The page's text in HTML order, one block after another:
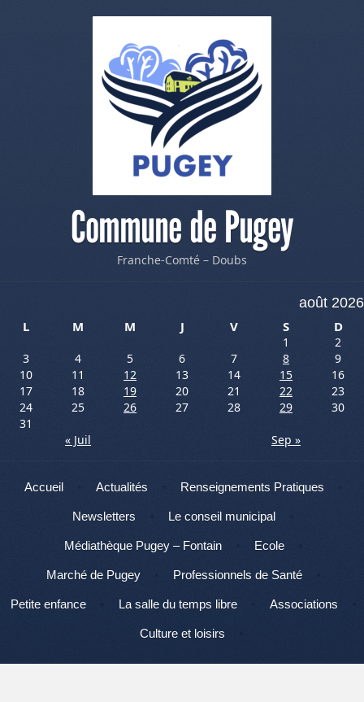
Commune de Pugey
Franche-Comté – Doubs
août 2026
L
M M J V S D
1
2
3
4 5 6 7 8
9
10
11 12 13 14 15
16
17
18 19 20 21 22
23
24
25 26 27 28 29
30
31
« Juil
Sep »
Menu
Aller au contenu
Accueil Actualités Renseignements Pratiques
Newsletters Le conseil municipal
Médiathèque Pugey – Fontain Ecole
Marché de Pugey Professionnels de Santé
Petite enfance La salle du temps libre Associations
Culture et loisirs